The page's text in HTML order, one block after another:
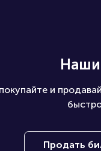
Наши
и
Продать